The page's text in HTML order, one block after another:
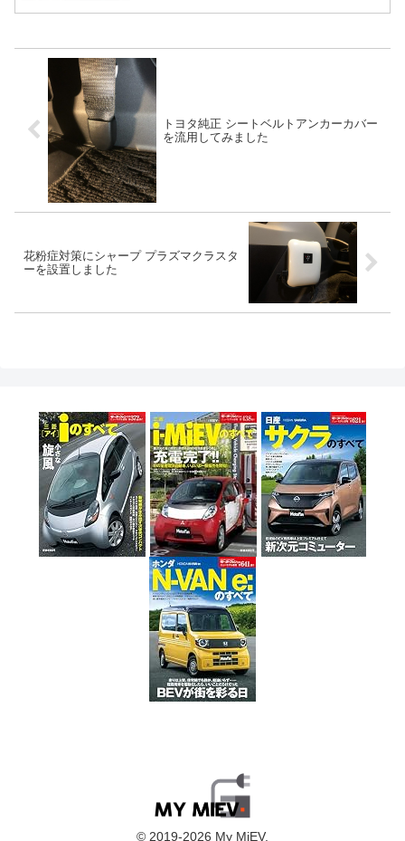
トヨタ純正 シートベルトアンカーカバー
を流用してみました
花粉症対策にシャープ プラズマクラスタ
ーを設置しました
© 2019-2026 My MiEV.